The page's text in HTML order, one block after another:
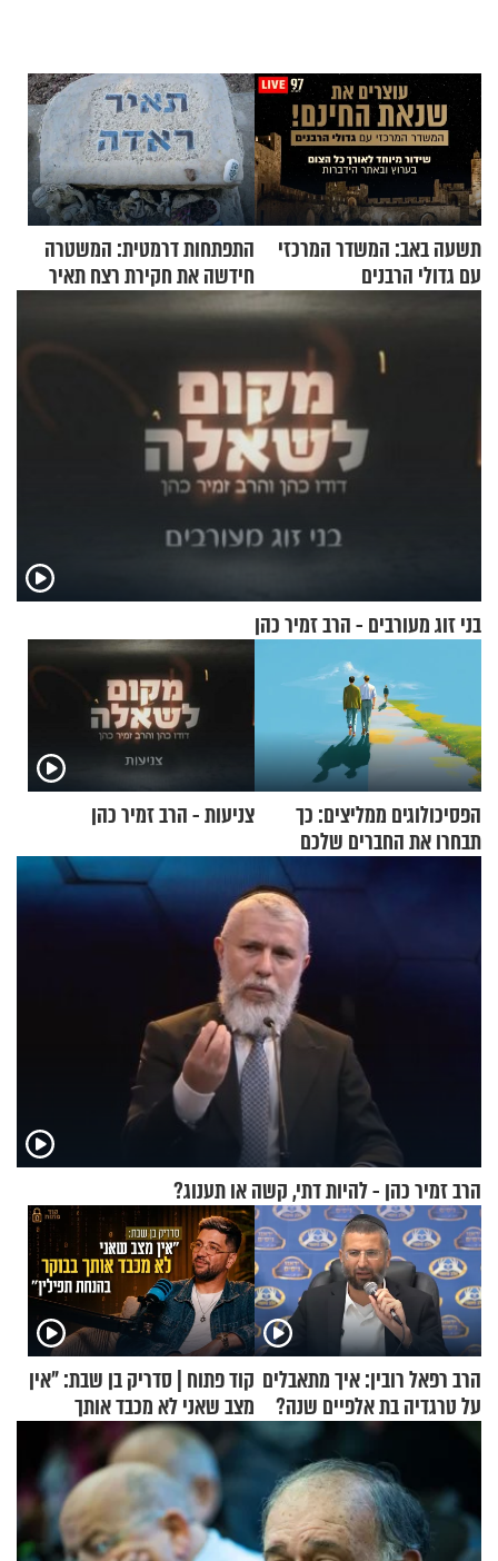
תשעה באב: המשדר המרכזי
עם גדולי הרבנים
התפתחות דרמטית: המשטרה
חידשה את חקירת רצח תאיר
ראדה
בני זוג מעורבים - הרב זמיר כהן
הפסיכולוגים ממליצים: כך
תבחרו את החברים שלכם
צניעות - הרב זמיר כהן
הרב זמיר כהן - להיות דתי, קשה או תענוג?
הרב רפאל רובין: איך מתאבלים
על טרגדיה בת אלפיים שנה?
קוד פתוח | סדריק בן שבת: "אין
מצב שאני לא מכבד אותך
בבוקר בהנחת תפילין"